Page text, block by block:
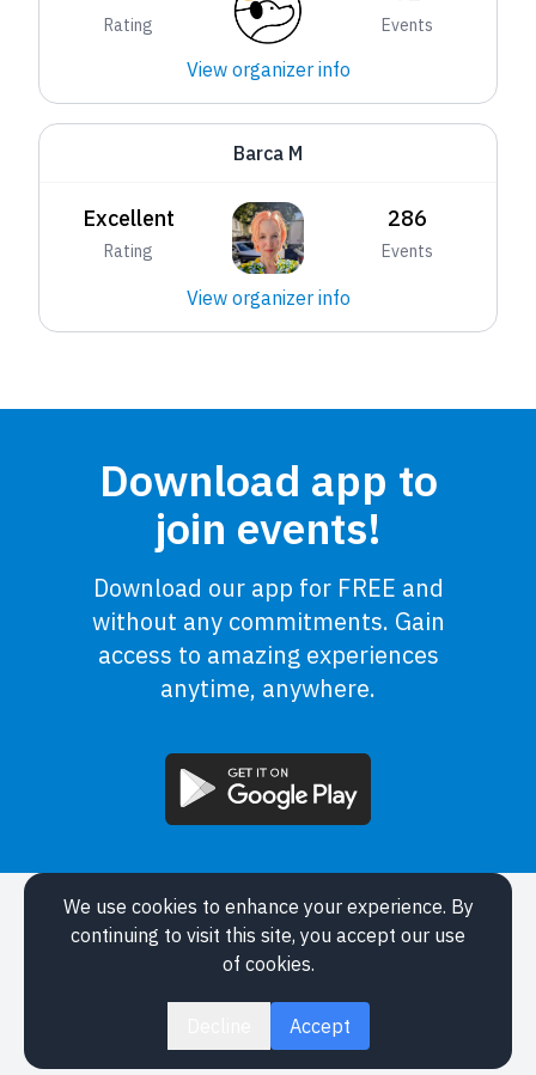
Rating Events
View organizer info
Barca M
Excellent
Rating
286
Events
View organizer info
Download app to
join events!
Download our app for FREE and
without any commitments. Gain
access to amazing experiences
anytime, anywhere.
Application
Events
Legal
Contact
We use cookies to enhance your experience. By
continuing to visit this site, you accept our use
of cookies.
Accept